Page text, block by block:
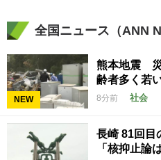
全国ニュース（ANN
NEW
熊本地震 災
齢者多く若
8分前 社会
長崎 81回
「核抑止論